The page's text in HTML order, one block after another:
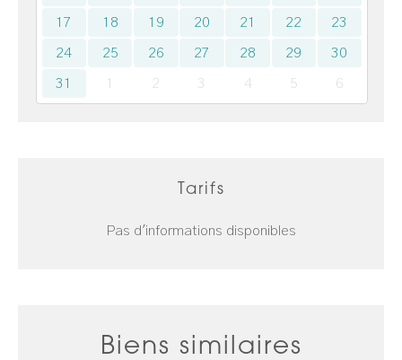
17 18 19 20 21 22 23
24 25 26 27 28 29 30
31 1 2 3 4 5 6
Tarifs
Pas d'informations disponibles
Biens similaires